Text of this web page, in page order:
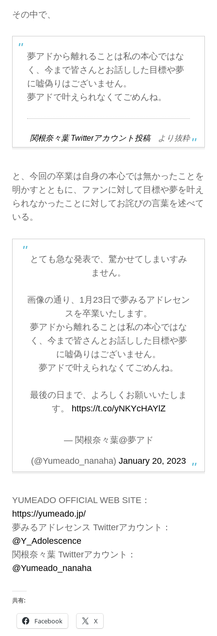
その中で、
夢アドから離れることは私の本心ではな
く、今まで皆さんとお話しした目標や夢
に嘘偽りはございません。
夢アドで叶えられなくてごめんね。
関根奈々葉 Twitterアカウント投稿より抜粋
と、今回の卒業は自身の本心では無かったことを
明かすとともに、ファンに対して目標や夢を叶え
られなかったことに対してお詫びの言葉を述べて
いる。
とても急な発表で、驚かせてしまいすみ
ません。
画像の通り、1月23日で夢みるアドレセン
スを卒業いたします。
夢アドから離れることは私の本心ではな
く、今まで皆さんとお話しした目標や夢
に嘘偽りはございません。
夢アドで叶えられなくてごめんね。
最後の日まで、よろしくお願いいたしま
す。 https://t.co/yNKYcHAYlZ
— 関根奈々葉@夢アド
(@Yumeado_nanaha) January 20, 2023
YUMEADO OFFICIAL WEB SITE：
https://yumeado.jp/
夢みるアドレセンス Twitterアカウント：
@Y_Adolescence
関根奈々葉 Twitterアカウント：
@Yumeado_nanaha
共有:
Facebook X